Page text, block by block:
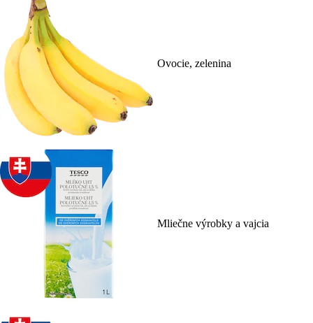
Ovocie, zelenina
Mliečne výrobky a vajcia